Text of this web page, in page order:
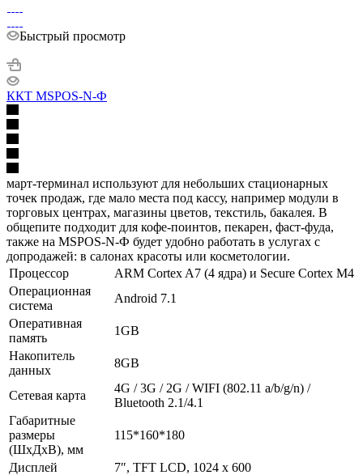
Быстрый просмотр
ККТ MSPOS-N-Ф
март-терминал используют для небольших стационарных
точек продаж, где мало места под кассу, например модули в
торговых центрах, магазины цветов, текстиль, бакалея. В
общепите подходит для кофе-поинтов, пекарен, фаст-фуда,
также на MSPOS-N-Ф будет удобно работать в услугах с
допродажей: в салонах красоты или косметологии.
Процессор
ARM Cortex A7 (4 ядра) и Secure Cortex M4
Операционная
система
Android 7.1
Оперативная
память
1GB
Накопитель
данных
8GB
Сетевая карта
4G / 3G / 2G / WIFI (802.11 a/b/g/n) /
Bluetooth 2.1/4.1
Габаритные
размеры
(ШхДхВ), мм
115*160*180
Дисплей
7″, TFT LCD, 1024 x 600